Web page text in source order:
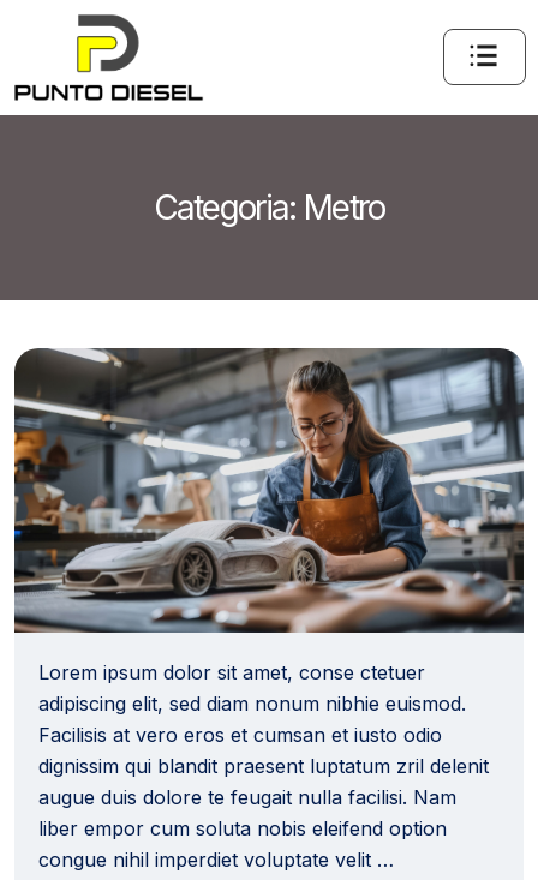
Categoria: Metro
Lorem ipsum dolor sit amet, conse ctetuer
adipiscing elit, sed diam nonum nibhie euismod.
Facilisis at vero eros et cumsan et iusto odio
dignissim qui blandit praesent luptatum zril delenit
augue duis dolore te feugait nulla facilisi. Nam
liber empor cum soluta nobis eleifend option
congue nihil imperdiet voluptate velit …